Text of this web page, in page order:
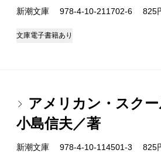
新潮文庫 978-4-10-211702-6 825
文庫電子書籍あり
アメリカン・スク
小島信夫／著
新潮文庫 978-4-10-114501-3 825